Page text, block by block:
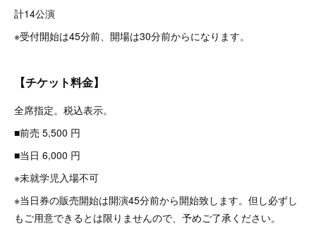
計14公演
※受付開始は45分前、開場は30分前からになります。
【チケット料金】
全席指定。税込表示。
■前売 5,500 円
■当日 6,000 円
※未就学児入場不可
※当⽇券の販売開始は開演45分前から開始致します。但し必ずし
もご⽤意できるとは限りませんので、予めご了承ください。